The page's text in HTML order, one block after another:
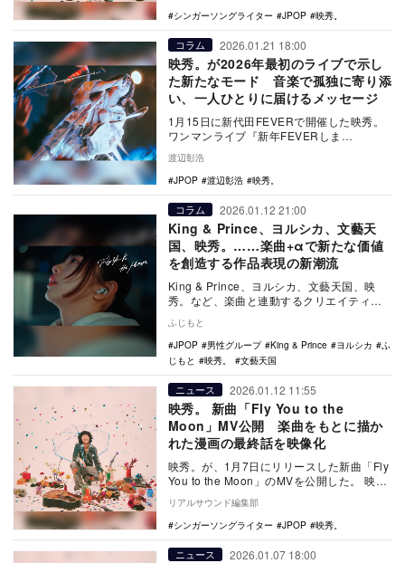
シンガーソングライター
JPOP 映秀。
コラム 2026.01.21 18:00
映秀。が2026年最初のライブで示し
た新たなモード 音楽で孤独に寄り添
い、一人ひとりに届けるメッセージ
1月15日に新代田FEVERで開催した映秀。
ワンマンライブ『新年FEVERしま
SHOWTIME!!』をレポートする。
渡辺彰浩
JPOP
渡辺彰浩 映秀。
コラム 2026.01.12 21:00
King & Prince、ヨルシカ、文藝天
国、映秀。……楽曲+αで新たな価値
を創造する作品表現の新潮流
King & Prince、ヨルシカ、文藝天国、映
秀。など、楽曲と連動するクリエイティブ
流…
ふじもと
JPOP
男性グループ King & Prince ヨルシカ
ふ
じもと
映秀。 文藝天国
ニュース 2026.01.12 11:55
映秀。 新曲「Fly You to the
Moon」MV公開 楽曲をもとに描か
れた漫画の最終話を映像化
映秀。が、1月7日にリリースした新曲「Fly
You to the Moon」のMVを公開した。 映
秀。「Fly You to…
リアルサウンド編集部
シンガーソングライター
JPOP 映秀。
ニュース 2026.01.07 18:00